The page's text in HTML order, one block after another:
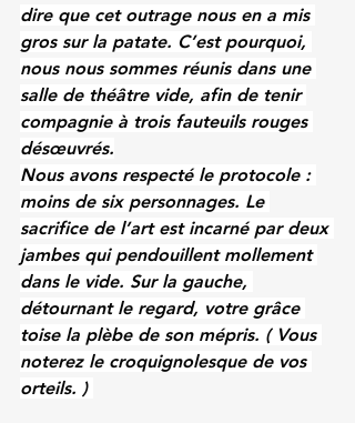
dire que cet outrage nous en a mis
gros sur la patate. C’est pourquoi,
nous nous sommes réunis dans une
salle de théâtre vide, afin de tenir
compagnie à trois fauteuils rouges
désœuvrés.
Nous avons respecté le protocole :
moins de six personnages. Le
sacrifice de l’art est incarné par deux
jambes qui pendouillent mollement
dans le vide. Sur la gauche,
détournant le regard, votre grâce
toise la plèbe de son mépris. ( Vous
noterez le croquignolesque de vos
orteils. )